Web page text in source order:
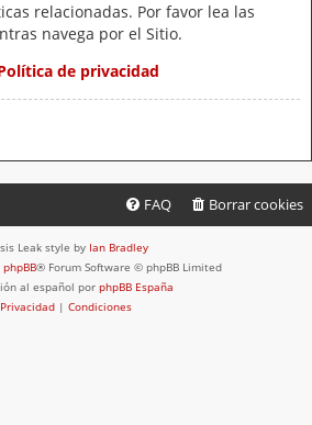
relacionadas. Por favor lea las
navega por el Sitio.
de privacidad
Borrar cookies
FAQ
Leak style by Ian Bradley
phpBB® Forum Software © phpBB Limited
al español por phpBB España
Privacidad | Condiciones